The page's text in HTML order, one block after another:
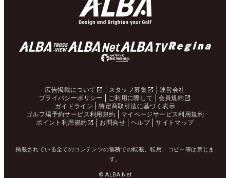
広告掲載について スタッフ募集
運営会社
プライバシーポリシー
ご利用に際して
会員規約
ガイドライン
特定商取引法に基づく表示
ゴルフ場予約サービス利用規約
マイページサービス利用規約
ポイント利用規約
お問合せ ヘルプ サイトマップ
掲載されている全てのコンテンツの無断での転載、転用、コピー等は禁じま
す。
© ALBA Net